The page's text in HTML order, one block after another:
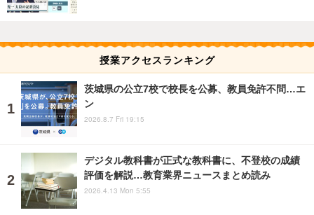
授業アクセスランキング
茨城県の公立7校で校長を公募、教員免許不問…エ
ン
2026.8.7 Fri 19:15
デジタル教科書が正式な教科書に、不登校の成績
評価を解説…教育業界ニュースまとめ読み
2026.4.13 Mon 5:55